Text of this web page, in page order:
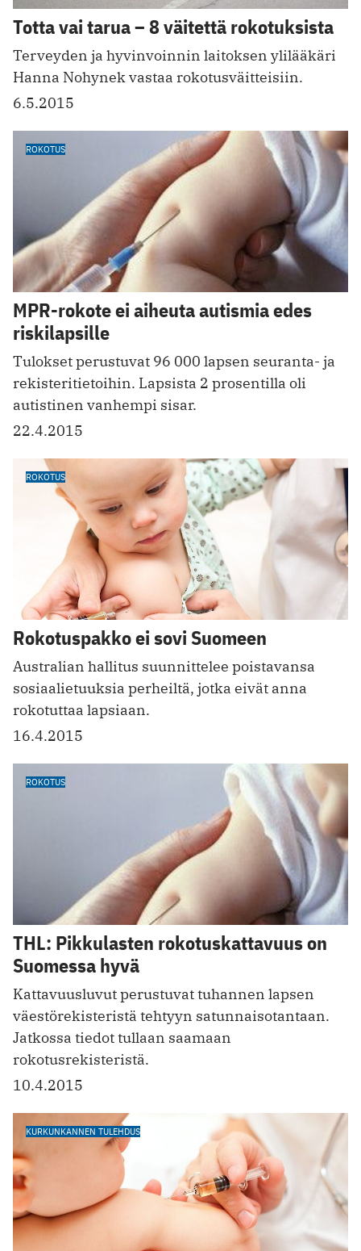
Totta vai tarua – 8 väitettä rokotuksista
Terveyden ja hyvinvoinnin laitoksen ylilääkäri
Hanna Nohynek vastaa rokotusväitteisiin.
6.5.2015
ROKOTUS
MPR-rokote ei aiheuta autismia edes
riskilapsille
Tulokset perustuvat 96 000 lapsen seuranta- ja
rekisteritietoihin. Lapsista 2 prosentilla oli
autistinen vanhempi sisar.
22.4.2015
ROKOTUS
Rokotuspakko ei sovi Suomeen
Australian hallitus suunnittelee poistavansa
sosiaalietuuksia perheiltä, jotka eivät anna
rokotuttaa lapsiaan.
16.4.2015
ROKOTUS
THL: Pikkulasten rokotuskattavuus on
Suomessa hyvä
Kattavuusluvut perustuvat tuhannen lapsen
väestörekisteristä tehtyyn satunnaisotantaan.
Jatkossa tiedot tullaan saamaan
rokotusrekisteristä.
10.4.2015
KURKUNKANNEN TULEHDUS